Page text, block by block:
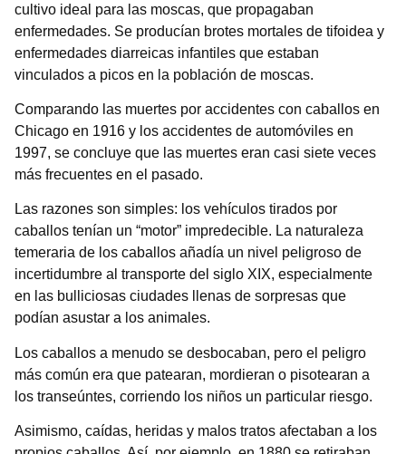
cultivo ideal para las moscas, que propagaban
enfermedades. Se producían brotes mortales de tifoidea y
enfermedades diarreicas infantiles que estaban
vinculados a picos en la población de moscas.
Comparando las muertes por accidentes con caballos en
Chicago en 1916 y los accidentes de automóviles en
1997, se concluye que las muertes eran casi siete veces
más frecuentes en el pasado.
Las razones son simples: los vehículos tirados por
caballos tenían un “motor” impredecible. La naturaleza
temeraria de los caballos añadía un nivel peligroso de
incertidumbre al transporte del siglo XIX, especialmente
en las bulliciosas ciudades llenas de sorpresas que
podían asustar a los animales.
Los caballos a menudo se desbocaban, pero el peligro
más común era que patearan, mordieran o pisotearan a
los transeúntes, corriendo los niños un particular riesgo.
Asimismo, caídas, heridas y malos tratos afectaban a los